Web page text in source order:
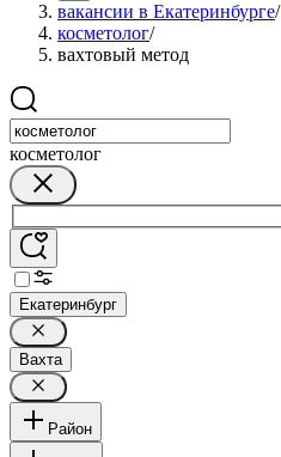
вакансии в Екатеринбурге/
косметолог/
вахтовый метод
косметолог
Екатеринбург
Вахта
Район